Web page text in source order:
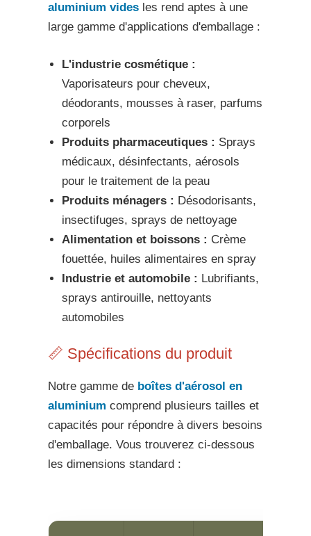
aluminium vides les rend aptes à une
large gamme d'applications d'emballage :
L'industrie cosmétique :
Vaporisateurs pour cheveux,
déodorants, mousses à raser, parfums
corporels
Produits pharmaceutiques : Sprays
médicaux, désinfectants, aérosols
pour le traitement de la peau
Produits ménagers : Désodorisants,
insectifuges, sprays de nettoyage
Alimentation et boissons : Crème
fouettée, huiles alimentaires en spray
Industrie et automobile : Lubrifiants,
sprays antirouille, nettoyants
automobiles
📏 Spécifications du produit
Notre gamme de boîtes d'aérosol en
aluminium comprend plusieurs tailles et
capacités pour répondre à divers besoins
d'emballage. Vous trouverez ci-dessous
les dimensions standard :